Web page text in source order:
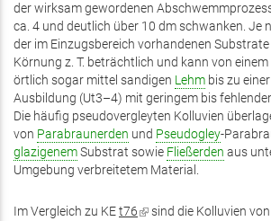
der wirksam gewordenen
ca. 4 und deutlich über 10 dm schwanken. Je
der im Einzugsbereich vorhandenen
Körnung z. T. beträchtlich und kann von
örtlich sogar mittel sandigen Lehm bis zu
Ausbildung (Ut3–4) mit geringem bis
Die häufig pseudovergleyten Kolluvien
von Parabraunerden und Pseudogley-
glazigenemSubstrat sowie Fließerden aus
Umgebung verbreitetem Material.
Im Vergleich zu KEt76(Linksind die Kolluvien